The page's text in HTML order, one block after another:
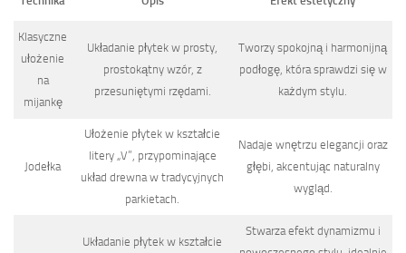
Klasyczne
ułożenie
na
mijankę
Układanie płytek w prosty,
prostokątny wzór, z
przesuniętymi rzędami.
Tworzy spokojną i harmonijną
podłogę, która sprawdzi się w
każdym stylu.
Jodełka
Ułożenie płytek w kształcie
litery „V”, przypominające
układ drewna w tradycyjnych
parkietach.
Nadaje wnętrzu elegancji oraz
głębi, akcentując naturalny
wygląd.
Układanie płytek w kształcie
Stwarza efekt dynamizmu i